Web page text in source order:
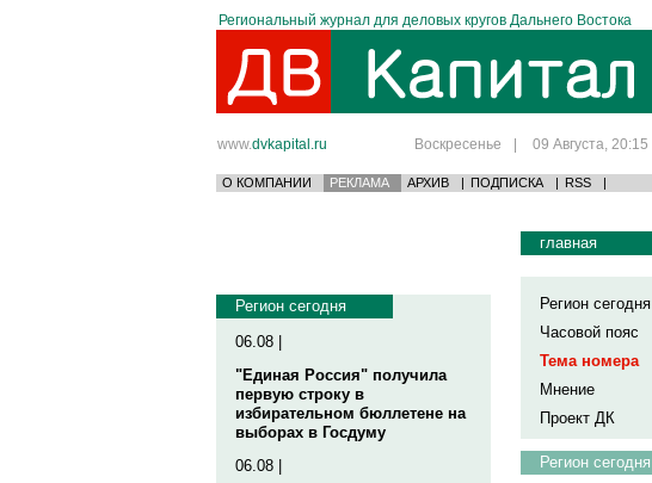
Региональный журнал для деловых кругов Дальнего Востока
www.dvkapital.ru Воскресенье | 09 Августа, 20:15
О КОМПАНИИ РЕКЛАМА АРХИВ | ПОДПИСКА | RSS |
Регион сегодня
06.08 |
"Единая Россия" получила
первую строку в
избирательном бюллетене на
выборах в Госдуму
06.08 |
главная
Регион сегодня
Часовой пояс
Тема номера
Мнение
Проект ДК
Регион сегодня